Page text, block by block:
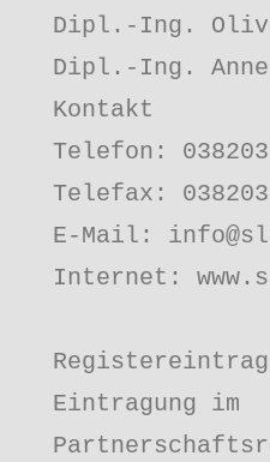
Dipl.-Ing.
Dipl.-Ing. Anne
Kontakt
Telefon:
Telefax:
E-Mail:
Internet:
Registereintrag
Eintragung im